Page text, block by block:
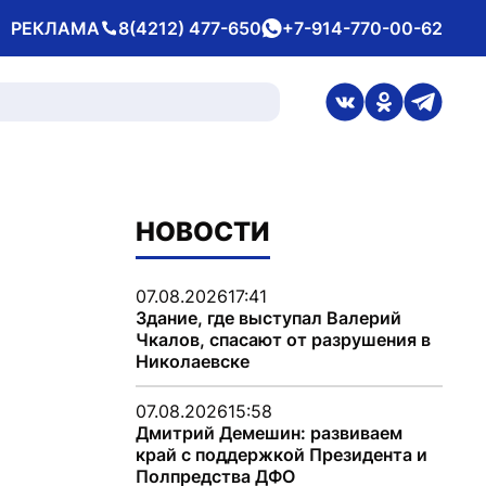
РЕКЛАМА
Телефон 8(4212) 477-650whatsApp
+7-914-770-00-62
ссылка на
ссылка на
НОВОСТИ
07.08.202617:41
Здание, где выступал Валерий
Чкалов, спасают от разрушения в
Николаевске
07.08.202615:58
Дмитрий Демешин: развиваем
край с поддержкой Президента и
Полпредства ДФО